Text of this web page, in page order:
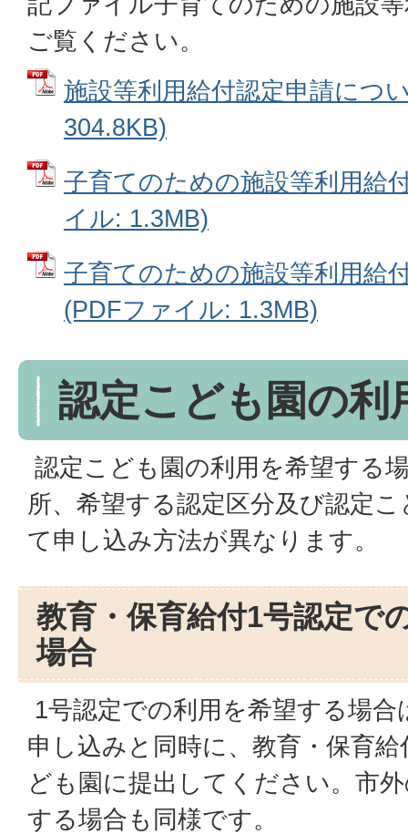
ご覧ください。
施設等利用給付認定申請につ
304.8KB)
子育てのための施設等利用給
イル: 1.3MB)
子育てのための施設等利用給
(PDFファイル: 1.3MB)
認定こども園の利
認定こども園の利用を希望する
所、希望する認定区分及び認定
て申し込み方法が異なります。
教育・保育給付1号認定で
場合
1号認定での利用を希望する場
申し込みと同時に、教育・保育
ども園に提出してください。市
する場合も同様です。